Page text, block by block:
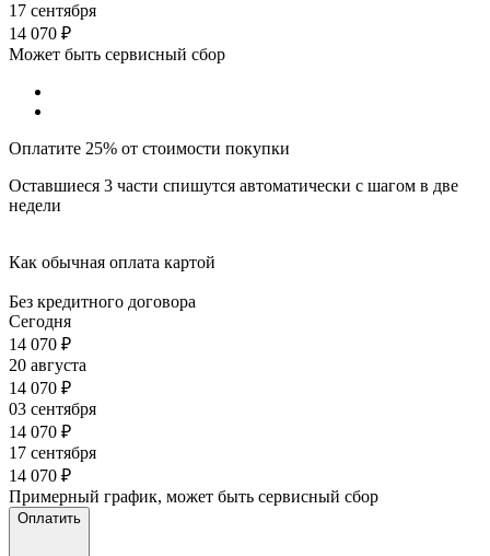
17 сентября
14 070 ₽
Может быть сервисный сбор
Оплатите 25% от стоимости покупки
Оставшиеся 3 части спишутся автоматически с шагом в две
недели
Как обычная оплата картой
Без кредитного договора
Сегодня
14 070 ₽
20 августа
14 070 ₽
03 сентября
14 070 ₽
17 сентября
14 070 ₽
Примерный график, может быть сервисный сбор
Оплатить